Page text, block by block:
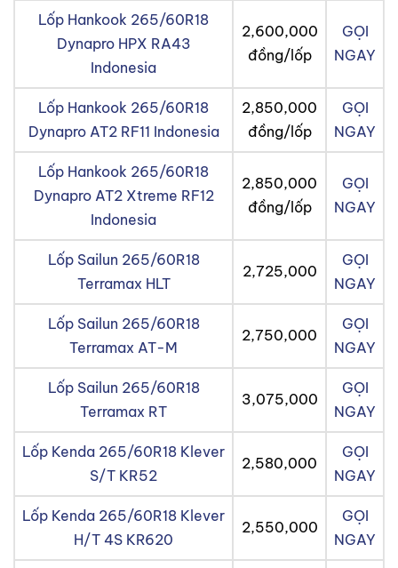
Lốp Hankook 265/60R18
Dynapro HPX RA43
Indonesia
2,600,000
đồng/lốp
GỌI
NGAY
Lốp Hankook 265/60R18
Dynapro AT2 RF11 Indonesia
2,850,000
đồng/lốp
GỌI
NGAY
Lốp Hankook 265/60R18
Dynapro AT2 Xtreme RF12
Indonesia
2,850,000
đồng/lốp
GỌI
NGAY
Lốp Sailun 265/60R18
Terramax HLT
2,725,000
GỌI
NGAY
Lốp Sailun 265/60R18
Terramax AT-M
2,750,000
GỌI
NGAY
Lốp Sailun 265/60R18
Terramax RT
3,075,000
GỌI
NGAY
Lốp Kenda 265/60R18 Klever
S/T KR52
2,580,000
GỌI
NGAY
Lốp Kenda 265/60R18 Klever
H/T 4S KR620
2,550,000
GỌI
NGAY